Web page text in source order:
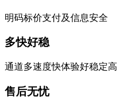
明码标价支付及信息安全
多快好稳
通道多速度快体验好稳定高
售后无忧